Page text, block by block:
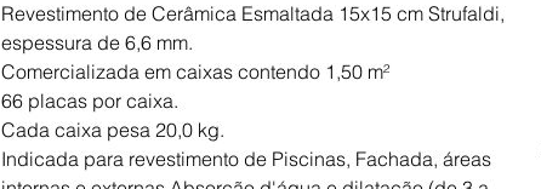
Revestimento de Cerâmica Esmaltada 15x15 cm Strufaldi,
espessura de 6,6 mm.
Comercializada em caixas contendo 1,50 m²
66 placas por caixa.
Cada caixa pesa 20,0 kg.
Indicada para revestimento de Piscinas, Fachada, áreas